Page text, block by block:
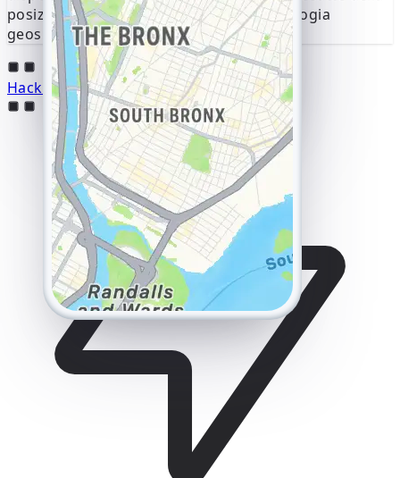
posizione corrente e fornisce una cronologia
geospaziale completa.
Hackera Instagram online